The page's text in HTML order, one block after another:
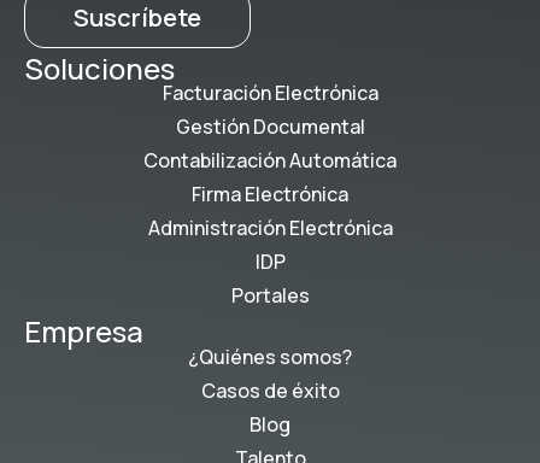
Suscríbete
Soluciones
Facturación Electrónica
Gestión Documental
Contabilización Automática
Firma Electrónica
Administración Electrónica
IDP
Portales
Empresa
¿Quiénes somos?
Casos de éxito
Blog